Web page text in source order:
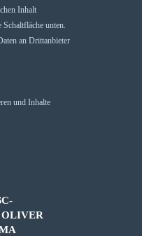
Inhalt
unten.
an Drittanbieter
und Inhalte